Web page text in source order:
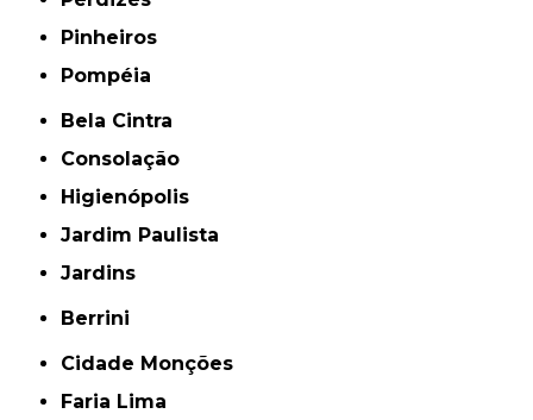
Pinheiros
Pompéia
Bela Cintra
Consolação
Higienópolis
Jardim Paulista
Jardins
Berrini
Cidade Monções
Faria Lima